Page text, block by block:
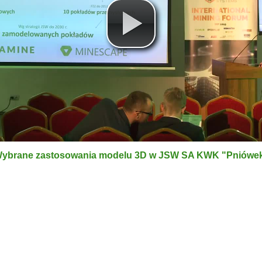
zastosowania modelu 3D w JSW SA KWK